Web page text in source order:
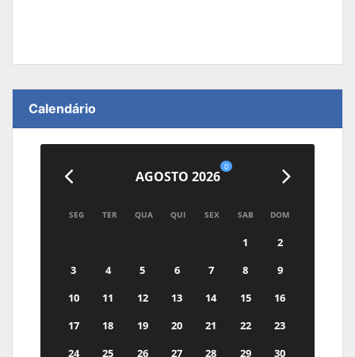
Calendário
AGOSTO 2026
0
SEG TER QUA QUI SEX SAB DOM
1
2
3
4 5 6 7 8
9
10
11 12 13 14 15
16
17
18 19 20 21 22
23
24
25 26 27 28 29
30